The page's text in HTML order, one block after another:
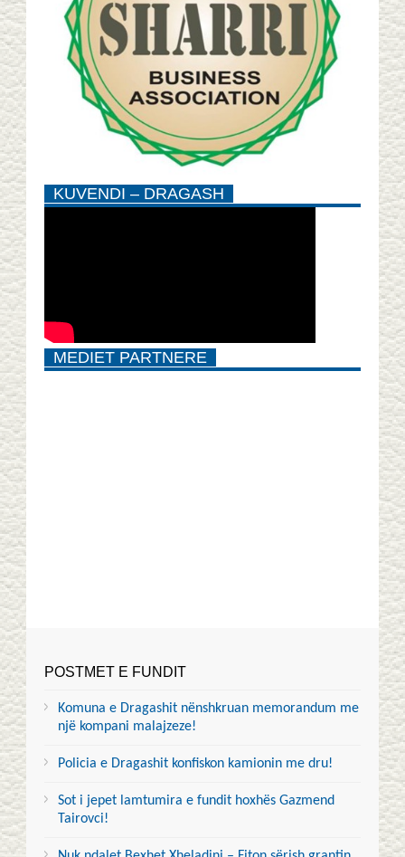
KUVENDI – DRAGASH
MEDIET PARTNERE
POSTMET E FUNDIT
Komuna e Dragashit nënshkruan memorandum me
një kompani malajzeze!
Policia e Dragashit konfiskon kamionin me dru!
Sot i jepet lamtumira e fundit hoxhës Gazmend
Tairovci!